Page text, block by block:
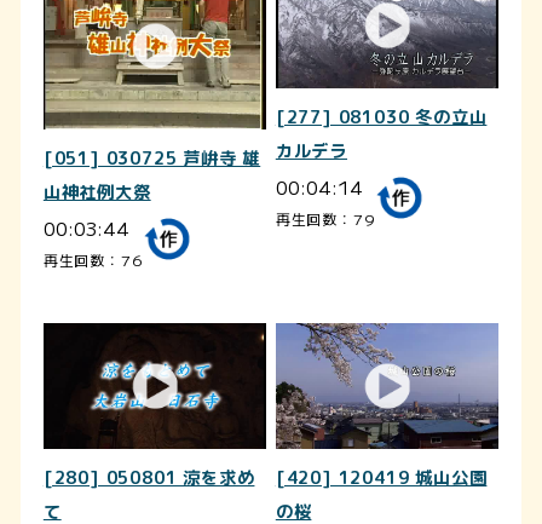
[051] 030725 芦峅寺 雄
山神社例大祭
00:03:44
再生回数：76
[277] 081030 冬の立山
カルデラ
00:04:14
再生回数：79
[280] 050801 涼を求め
て
[420] 120419 城山公園
の桜